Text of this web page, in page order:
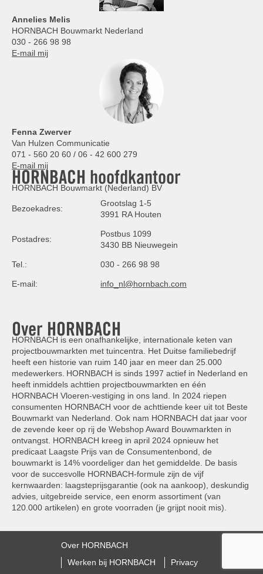
Annelies Melis
HORNBACH Bouwmarkt Nederland
030 - 266 98 98
E-mail mij
Fenna Zwerver
Van Hulzen Communicatie
071 - 560 20 60 / 06 - 42 600 279
E-mail mij
HORNBACH hoofdkantoor
HORNBACH Bouwmarkt (Nederland) BV
Bezoekadres:
Grootslag 1-5
3991 RA Houten
Postadres:
Postbus 1099
3430 BB Nieuwegein
Tel.: 030 - 266 98 98
E-mail: info_nl@hornbach.com
Over HORNBACH
HORNBACH is een onafhankelijke, internationale keten van
projectbouwmarkten met tuincentra. Het Duitse familiebedrijf
heeft een historie van ruim 140 jaar en meer dan 25.000
medewerkers. HORNBACH is sinds 1997 actief in Nederland en
heeft inmiddels achttien projectbouwmarkten en één
HORNBACH Vloeren-vestiging in ons land. In 2024 riepen
consumenten HORNBACH voor de achttiende keer uit tot Beste
Bouwmarkt van Nederland. Ook nam HORNBACH dat jaar voor
de zevende keer op rij de Webshop Award Bouwmarkten in
ontvangst. HORNBACH kreeg in april 2024 opnieuw het
predicaat Laagste Prijs van de Consumentenbond, de
bouwmarkt is 14% voordeliger dan het gemiddelde. De basis
voor de succesvolle HORNBACH-formule zijn de vijf
kernwaarden: laagsteprijsgarantie (ook na aankoop), deskundig
advies, uitgebreide service, een enorm assortiment (van
120.000 artikelen) en grote voorraden (je grijpt nooit mis).
Over HORNBACH
Werken bij HORNBACH
Privacy